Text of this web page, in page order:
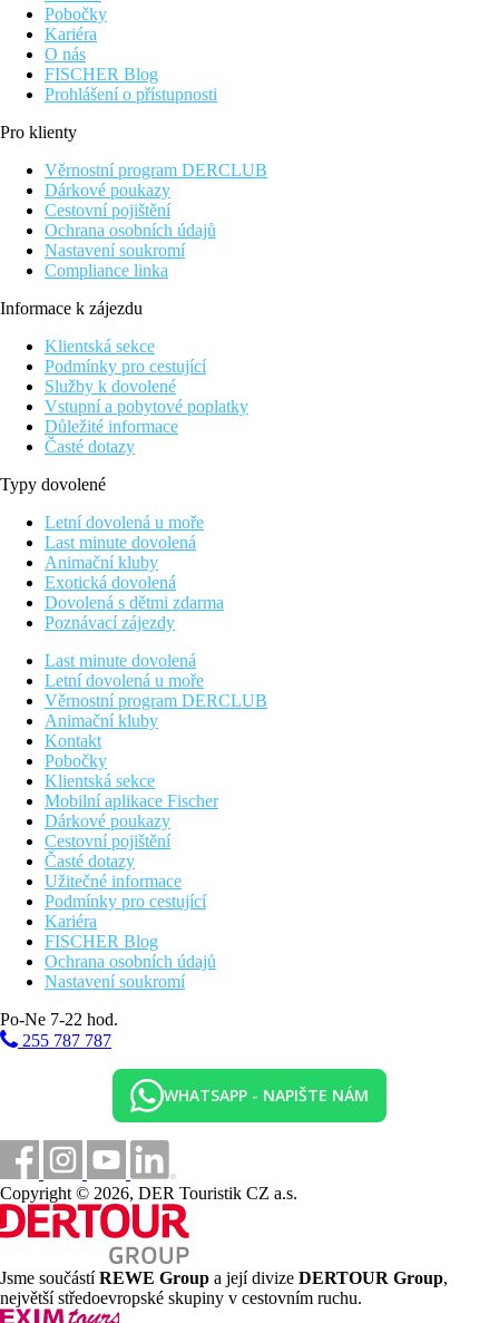
Pobočky
Kariéra
O nás
FISCHER Blog
Prohlášení o přístupnosti
Pro klienty
Věrnostní program DERCLUB
Dárkové poukazy
Cestovní pojištění
Ochrana osobních údajů
Nastavení soukromí
Compliance linka
Informace k zájezdu
Klientská sekce
Podmínky pro cestující
Služby k dovolené
Vstupní a pobytové poplatky
Důležité informace
Časté dotazy
Typy dovolené
Letní dovolená u moře
Last minute dovolená
Animační kluby
Exotická dovolená
Dovolená s dětmi zdarma
Poznávací zájezdy
Last minute dovolená
Letní dovolená u moře
Věrnostní program DERCLUB
Animační kluby
Kontakt
Pobočky
Klientská sekce
Mobilní aplikace Fischer
Dárkové poukazy
Cestovní pojištění
Časté dotazy
Užitečné informace
Podmínky pro cestující
Kariéra
FISCHER Blog
Ochrana osobních údajů
Nastavení soukromí
Po-Ne 7-22 hod.
255 787 787
WHATSAPP - NAPIŠTE NÁM
Copyright © 2026, DER Touristik CZ a.s.
Jsme součástíREWE Group a její divize DERTOUR Group,
největší středoevropské skupiny v cestovním ruchu.